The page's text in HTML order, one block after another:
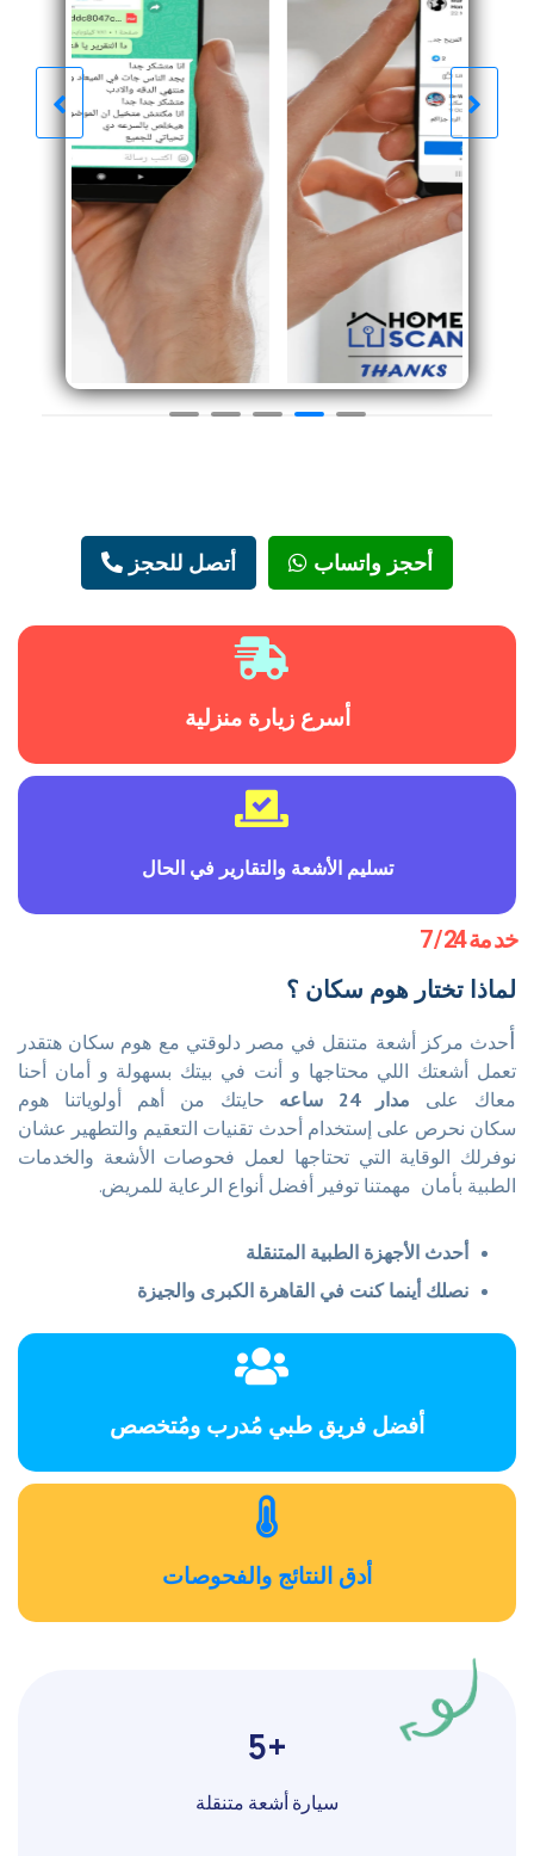
أحجز واتساب أتصل للحجز
خد مة 24 / 7
لماذا تختار هوم سكان ؟
أحدث مركز أشعة متنقل في مصر دلوقتي مع هوم سكان هتقدر
تعمل أشعتك اللي محتاجها و أنت في بيتك بسهولة و أمان أحنا
معاك على مدار 24 ساعه
حايتك من أهم أولوياتنا هوم
سكان نحرص على إستخدام أحدث تقنيات التعقيم والتطهير عشان
نوفرلك الوقاية التي تحتاجها لعمل فحوصات الأشعة والخدمات
الطبية بأمان مهمتنا توفير أفضل أنواع الرعاية للمريض.
أحدث الأجهزة الطبية المتنقلة
نصلك أينما كنت في القاهرة الكبرى والجيزة
أفضل فريق طبي مُدرب ومُتخصص
أدق النتائج والفحوصات
أسرع زيارة منزلية
تسليم الأشعة والتقارير في الحال
5
سيارة أشعة متنقلة